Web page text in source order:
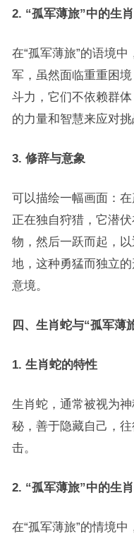
2. “孤军薄旅”中的生
在“孤军薄旅”的语境
军，虽然面临重重困
斗力，它们不依赖群
的力量和智慧来应对挑
3. 修辞与意象
可以描绘一幅画面：
正在独自狩猎，它潜
物，然后一跃而起，
地，这种勇猛而独立
意境。
四、生肖蛇与“孤军薄
1. 生肖蛇的特性
生肖蛇，通常被视为
秘，善于隐藏自己，
击。
2. “孤军薄旅”中的生
在“孤军薄旅”的情境